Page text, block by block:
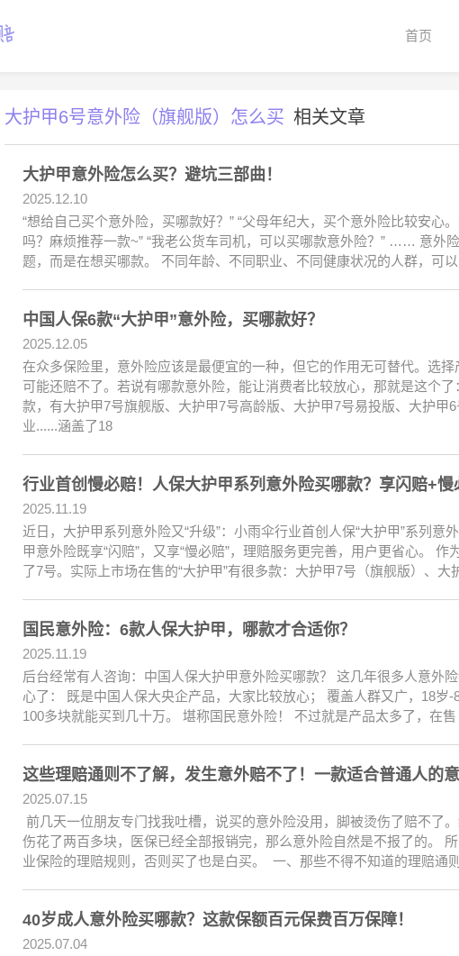
首页
大护甲6号意外险（旗舰版）怎么买 相关文章
大护甲意外险怎么买？避坑三部曲！
2025.12.10
“想给自己买个意外险，买哪款好？” “父母年纪大，买个意外险比较安心
吗？麻烦推荐一款~” “我老公货车司机，可以买哪款意外险？” …… 意外
题，而是在想买哪款。 不同年龄、不同职业、不同健康状况的人群，可
中国人保6款“大护甲”意外险，买哪款好？
2025.12.05
在众多保险里，意外险应该是最便宜的一种，但它的作用无可替代。选
可能还赔不了。若说有哪款意外险，能让消费者比较放心，那就是这个
款，有大护甲7号旗舰版、大护甲7号高龄版、大护甲7号易投版、大护甲
业......涵盖了18
行业首创慢必赔！人保大护甲系列意外险买哪款？享闪赔+慢
2025.11.19
近日，大护甲系列意外险又“升级”：小雨伞行业首创人保“大护甲”系列意
甲意外险既享“闪赔”，又享“慢必赔”，理赔服务更完善，用户更省心。
了7号。实际上市场在售的“大护甲”有很多款：大护甲7号（旗舰版）、
国民意外险：6款人保大护甲，哪款才合适你？
2025.11.19
后台经常有人咨询：中国人保大护甲意外险买哪款？ 这几年很多人意外
心了： 既是中国人保大央企产品，大家比较放心； 覆盖人群又广，18岁
100多块就能买到几十万。 堪称国民意外险！ 不过就是产品太多了，在售
这些理赔通则不了解，发生意外赔不了！一款适合普通人的
2025.07.15
前几天一位朋友专门找我吐槽，说买的意外险没用，脚被烫伤了赔不了
伤花了两百多块，医保已经全部报销完，那么意外险自然是不报了的。
业保险的理赔规则，否则买了也是白买。 一、那些不得不知道的理赔通
40岁成人意外险买哪款？这款保额百元保费百万保障！
2025.07.04